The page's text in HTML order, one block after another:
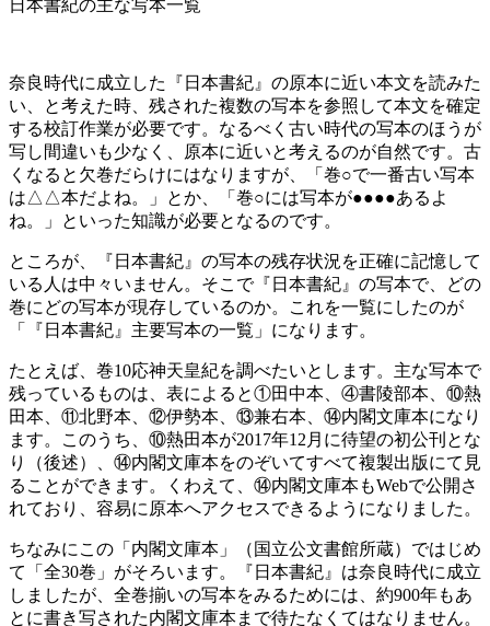
日本書紀の主な写本一覧
奈良時代に成立した『日本書紀』の原本に近い本文を読みた
い、と考えた時、残された複数の写本を参照して本文を確定
する校訂作業が必要です。なるべく古い時代の写本のほうが
写し間違いも少なく、原本に近いと考えるのが自然です。古
くなると欠巻だらけにはなりますが、「巻○で一番古い写本
は△△本だよね。」とか、「巻○には写本が●●●●あるよ
ね。」といった知識が必要となるのです。
ところが、『日本書紀』の写本の残存状況を正確に記憶して
いる人は中々いません。そこで『日本書紀』の写本で、どの
巻にどの写本が現存しているのか。これを一覧にしたのが
「『日本書紀』主要写本の一覧」になります。
たとえば、巻10応神天皇紀を調べたいとします。主な写本で
残っているものは、表によると①田中本、④書陵部本、⑩熱
田本、⑪北野本、⑫伊勢本、⑬兼右本、⑭内閣文庫本になり
ます。このうち、⑩熱田本が2017年12月に待望の初公刊とな
り（後述）、⑭内閣文庫本をのぞいてすべて複製出版にて見
ることができます。くわえて、⑭内閣文庫本もWebで公開さ
れており、容易に原本へアクセスできるようになりました。
ちなみにこの「内閣文庫本」（国立公文書館所蔵）ではじめ
て「全30巻」がそろいます。『日本書紀』は奈良時代に成立
しましたが、全巻揃いの写本をみるためには、約900年もあ
とに書き写された内閣文庫本まで待たなくてはなりません。